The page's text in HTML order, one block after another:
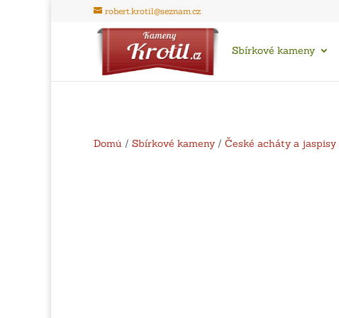
robert.krotil@seznam.cz
Sbírkové kameny
Domů / Sbírkové kameny / České acháty a jaspisy